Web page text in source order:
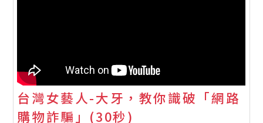
台灣女藝人-大牙，教你識破「網路
購物詐騙」(30秒)